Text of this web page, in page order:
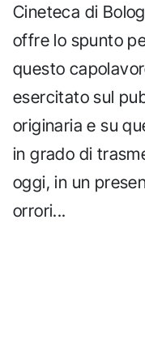
Cineteca di
offre lo spunto
questo
esercitato sul
originaria e su
in grado di
oggi, in un
orrori...